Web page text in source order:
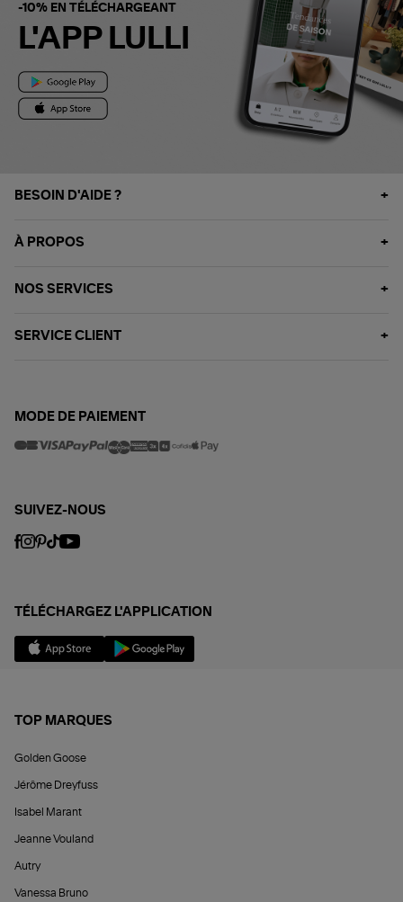
-10% EN TÉLÉCHARGEANT
L'APP LULLI
BESOIN D'AIDE ?
À PROPOS
NOS SERVICES
SERVICE CLIENT
MODE DE PAIEMENT
SUIVEZ-NOUS
TÉLÉCHARGEZ L'APPLICATION
TOP MARQUES
Golden Goose
Jérôme Dreyfuss
Isabel Marant
Jeanne Vouland
Autry
Vanessa Bruno